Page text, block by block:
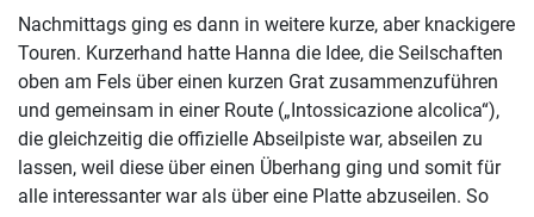
Nachmittags ging es dann in weitere kurze, aber knackigere
Touren. Kurzerhand hatte Hanna die Idee, die Seilschaften
oben am Fels über einen kurzen Grat zusammenzuführen
und gemeinsam in einer Route („Intossicazione alcolica“),
die gleichzeitig die offizielle Abseilpiste war, abseilen zu
lassen, weil diese über einen Überhang ging und somit für
alle interessanter war als über eine Platte abzuseilen. So